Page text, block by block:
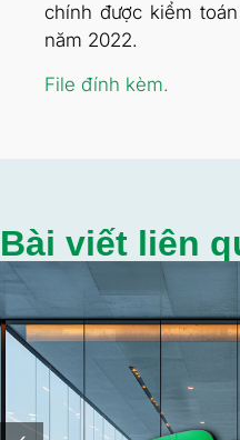
chính được kiểm toán
năm 2022.
File đính kèm.
Bài viết liên